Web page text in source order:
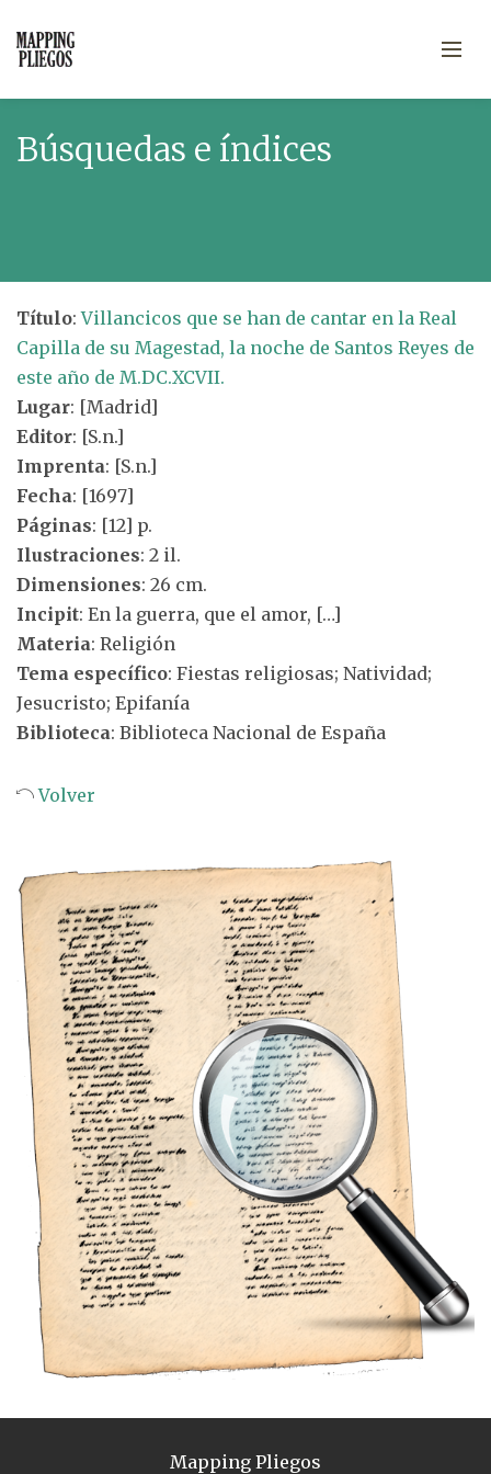
Búsquedas e índices
Título:Villancicos que se han de cantar en la Real
Capilla de su Magestad, la noche de Santos Reyes de
este año de M.DC.XCVII.
Lugar: [Madrid]
Editor: [S.n.]
Imprenta: [S.n.]
Fecha: [1697]
Páginas: [12] p.
Ilustraciones: 2 il.
Dimensiones: 26 cm.
Incipit: En la guerra, que el amor, […]
Materia: Religión
Tema específico: Fiestas religiosas; Natividad;
Jesucristo; Epifanía
Biblioteca: Biblioteca Nacional de España
Volver
Mapping Pliegos